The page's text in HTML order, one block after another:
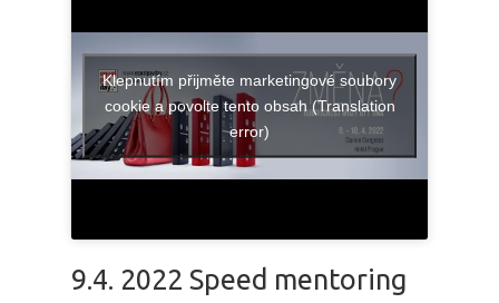
Klepnutím přijměte marketingové soubory
cookie a povolte tento obsah (Translation
error)
9.4. 2022 Speed mentoring